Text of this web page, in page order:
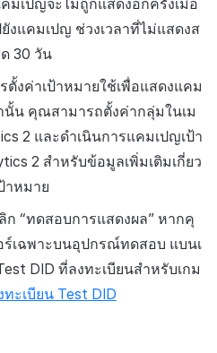
มเปญจะไม่ถูกแสดงอีกครั้งเมื่อ
งแคมเปญ ช่วงเวลาที่ไม่แสดงส
30 วัน
ตั้งค่าเป้าหมายใช้เพื่อแสดงแคม
นั้น คุณสามารถตั้งค่ากลุ่มในเม
2 และดำเนินการแคมเปญเป้า
2 สำหรับข้อมูลเพิ่มเติมเกี่ยว
าหมาย
“ทดสอบการแสดงผล” หากคุ
เฉพาะบนอุปกรณ์ทดสอบ แบนเ
DID ที่ลงทะเบียนสำหรับเกม
ทะเบียน Test DID